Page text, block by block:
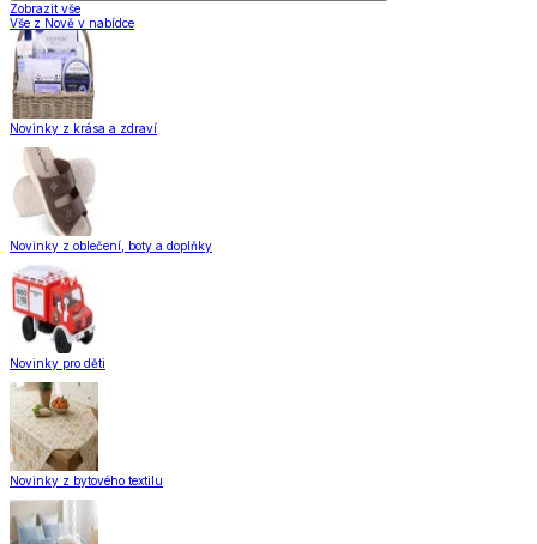
Zobrazit vše
Vše z Nově v nabídce
Novinky z krása a zdraví
Novinky z oblečení, boty a doplňky
Novinky pro děti
Novinky z bytového textilu